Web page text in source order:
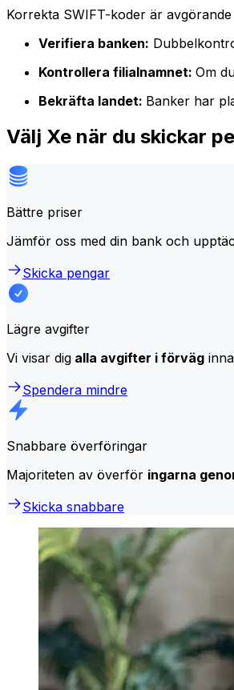
Korrekta SWIFT-koder är
Verifiera banken:
Kontrollera filialnamnet: Om
Bekräfta landet: Banker har
Välj Xe när du skickar
Bättre priser
Jämför oss med din bank och
Skicka pengar
Lägre avgifter
Vi visar dig alla avgifter i förväg
Spendera mindre
Snabbare överföringar
Majoriteten av överför ingarna
Skicka snabbare